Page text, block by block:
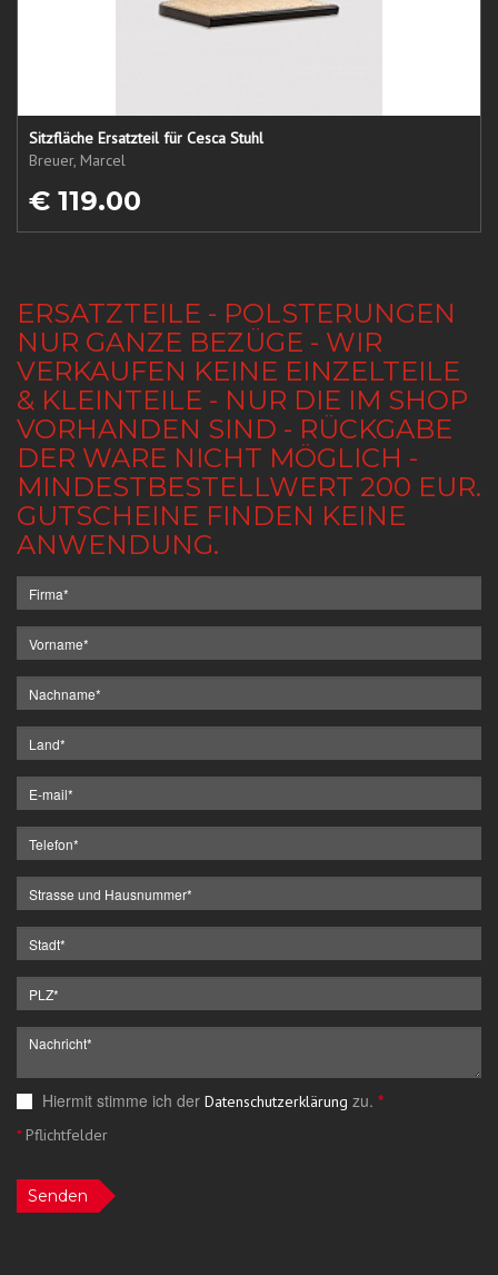
Sitzfläche Ersatzteil für Cesca Stuhl
Breuer, Marcel
€ 119.00
ERSATZTEILE - POLSTERUNGEN
NUR GANZE BEZÜGE - WIR
VERKAUFEN KEINE EINZELTEILE
& KLEINTEILE - NUR DIE IM SHOP
VORHANDEN SIND - RÜCKGABE
DER WARE NICHT MÖGLICH -
MINDESTBESTELLWERT 200 EUR.
GUTSCHEINE FINDEN KEINE
ANWENDUNG.
Hiermit stimme ich der Datenschutzerklärung zu. *
*Pflichtfelder
Senden